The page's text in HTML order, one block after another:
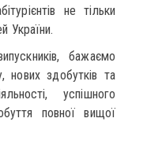
не тільки
України.
бажаємо
нових здобутків та
успішного
повної вищої